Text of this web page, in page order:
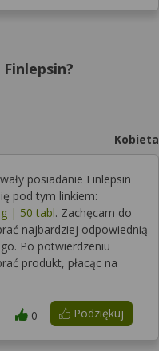
Kobieta
posiadanie Finlepsin
pod tym linkiem:
g | 50 tabl. Zachęcam do
najbardziej odpowiednią
Po potwierdzeniu
produkt, płacąc na
Podziękuj
0